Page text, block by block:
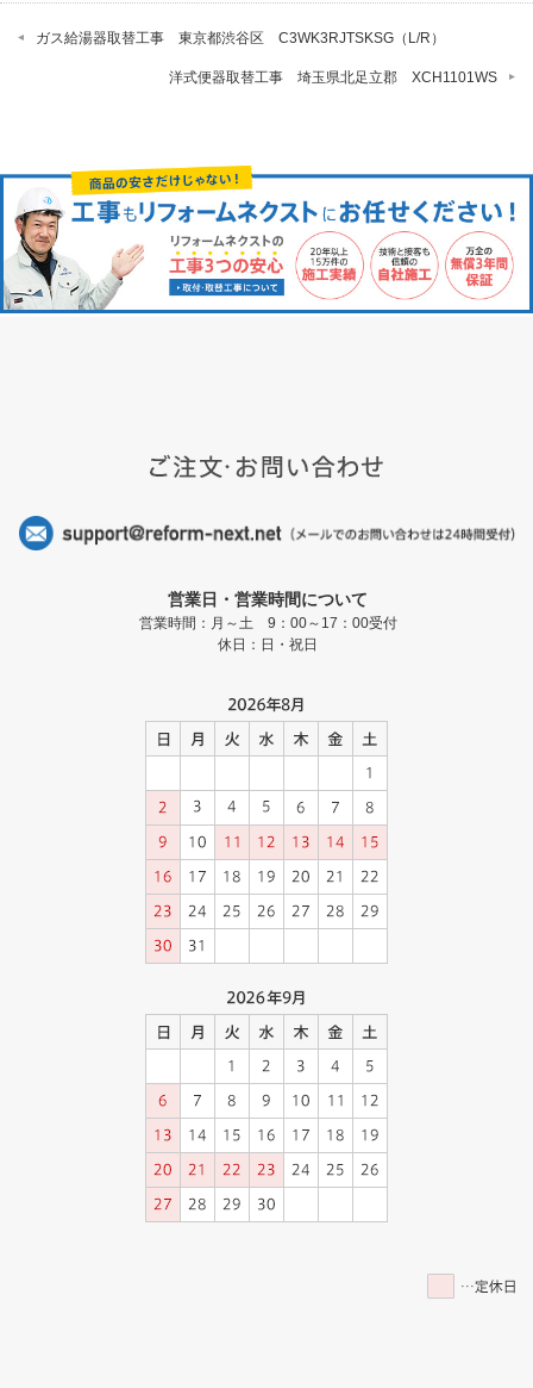
ガス給湯器取替工事 東京都渋谷区 C3WK3RJTSKSG（L/R）
洋式便器取替工事 埼玉県北足立郡 XCH1101WS
営業日・営業時間について
営業時間：月～土 9：00～17：00受付
休日：日・祝日